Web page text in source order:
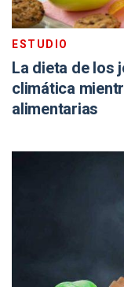
ESTUDIO
La dieta de los
climática
alimentarias